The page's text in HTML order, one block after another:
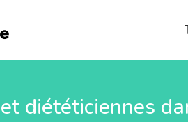
diététiciennes